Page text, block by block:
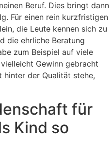
Beruf. Dies bringt dann
Für einen rein kurzfristigen
die Leute kennen sich zu
die ehrliche Beratung
zum Beispiel auf viele
Gewinn gebracht
hinter der Qualität stehe,
für
Kind so